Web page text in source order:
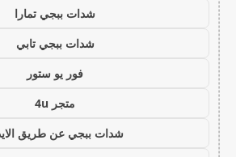
شدات ببجي تمارا
شدات ببجي تابي
فور يو ستور
متجر 4u
شدات ببجي عن طريق